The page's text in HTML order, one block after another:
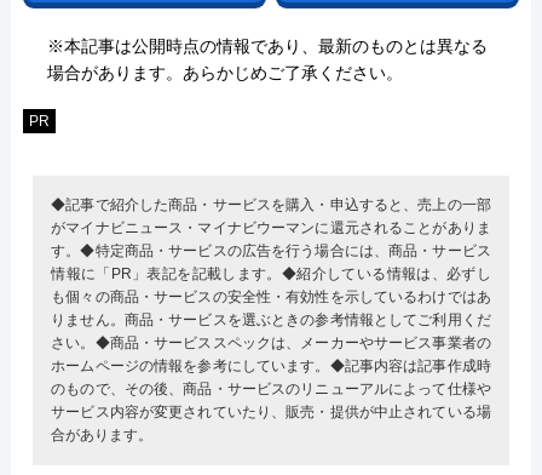
※本記事は公開時点の情報であり、最新のものとは異なる
場合があります。あらかじめご了承ください。
PR
◆記事で紹介した商品・サービスを購入・申込すると、売上の一部
がマイナビニュース・マイナビウーマンに還元されることがありま
す。◆特定商品・サービスの広告を行う場合には、商品・サービス
情報に「PR」表記を記載します。◆紹介している情報は、必ずし
も個々の商品・サービスの安全性・有効性を示しているわけではあ
りません。商品・サービスを選ぶときの参考情報としてご利用くだ
さい。◆商品・サービススペックは、メーカーやサービス事業者の
ホームページの情報を参考にしています。◆記事内容は記事作成時
のもので、その後、商品・サービスのリニューアルによって仕様や
サービス内容が変更されていたり、販売・提供が中止されている場
合があります。